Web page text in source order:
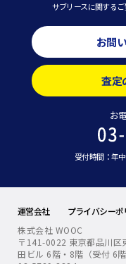
サブリースに関する
お問
査定
お
受付時間：年
運営会社
プライバシーポ
株式会社 WOOC
〒141-0022 東京都品川区
田ビル 6階・8階（受付 6